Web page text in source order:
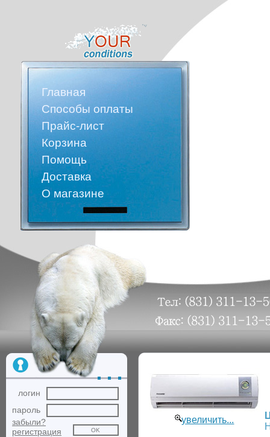
Главная
Способы оплаты
Прайс-лист
Корзина
Помощь
Доставка
О магазине
логин
пароль
забыли?
регистрация
увеличить...